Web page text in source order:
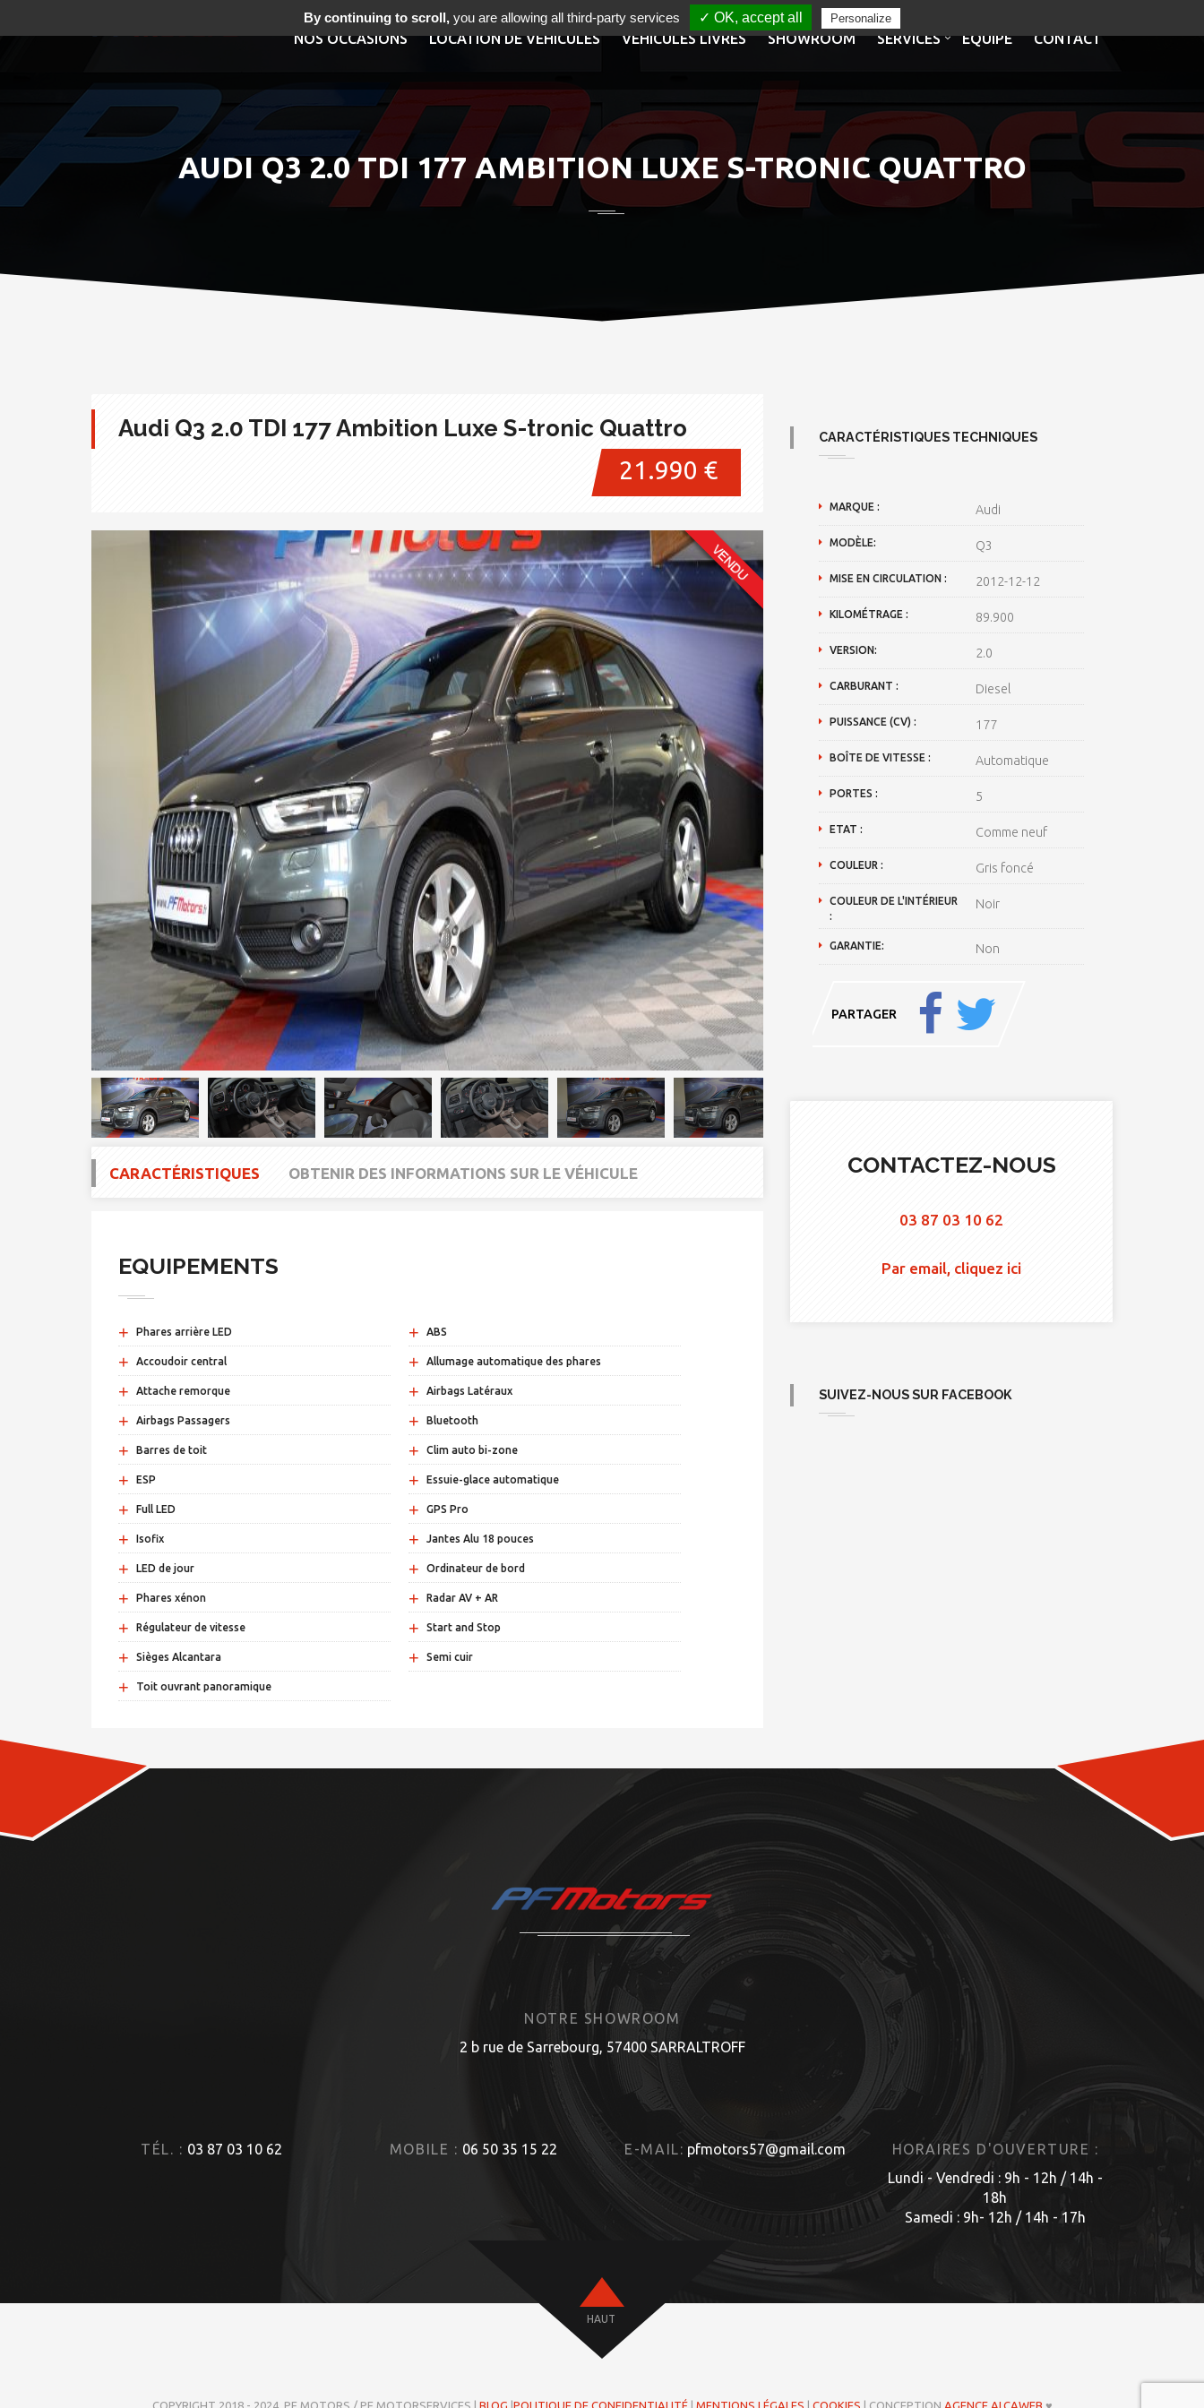
NOS OCCASIONS LOCATION DE VÉHICULES VÉHICULES LIVRÉS SHOWROOM SERVICES EQUIPE CONTACT
AUDI Q3 2.0 TDI 177 AMBITION LUXE S-TRONIC QUATTRO
Audi Q3 2.0 TDI 177 Ambition Luxe S-tronic Quattro
21.990 €
CARACTÉRISTIQUES OBTENIR DES INFORMATIONS SUR LE VÉHICULE
EQUIPEMENTS
+ Phares arrière LED + ABS
+ Accoudoir central + Allumage automatique des phares
+ Attache remorque + Airbags Latéraux
+ Airbags Passagers + Bluetooth
+ Barres de toit + Clim auto bi-zone
+ ESP + Essuie-glace automatique
+ Full LED + GPS Pro
+ Isofix + Jantes Alu 18 pouces
+ LED de jour + Ordinateur de bord
+ Phares xénon + Radar AV + AR
+ Régulateur de vitesse + Start and Stop
+ Sièges Alcantara + Semi cuir
+ Toit ouvrant panoramique
CARACTÉRISTIQUES TECHNIQUES
MARQUE : Audi
MODÈLE: Q3
MISE EN CIRCULATION : 2012-12-12
KILOMÉTRAGE : 89.900
VERSION: 2.0
CARBURANT : Diesel
PUISSANCE (CV) : 177
BOÎTE DE VITESSE : Automatique
PORTES : 5
ETAT : Comme neuf
COULEUR : Gris foncé
COULEUR DE L'INTÉRIEUR
:
Noir
GARANTIE: Non
PARTAGER
CONTACTEZ-NOUS
03 87 03 10 62
Par email, cliquez ici
SUIVEZ-NOUS SUR FACEBOOK
NOTRE SHOWROOM
2 b rue de Sarrebourg, 57400 SARRALTROFF
TÉL. : 03 87 03 10 62 MOBILE : 06 50 35 15 22 E-MAIL: pfmotors57@gmail.com
HORAIRES D'OUVERTURE :
Lundi - Vendredi : 9h - 12h / 14h -
18h
Samedi : 9h- 12h / 14h - 17h
HAUT
COPYRIGHT 2018 - 2024. PF MOTORS / PF MOTORSERVICES | BLOG POLITIQUE DE CONFIDENTIALITÉ| MENTIONS LÉGALES COOKIES | CONCEPTION AGENCE ALCAWEB ♥
By continuing to scroll,you are allowing all third-party services ✓ OK, accept all Personalize